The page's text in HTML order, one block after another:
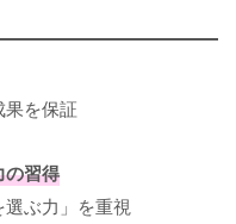
を保証
の習得
ぶ力」を重視